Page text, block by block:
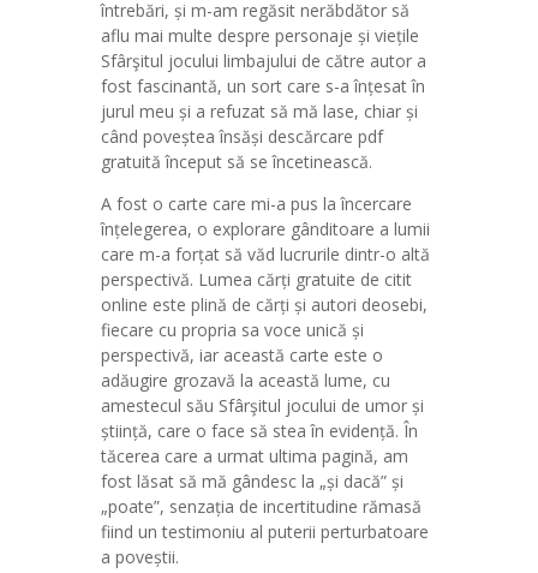
întrebări, și m-am regăsit nerăbdător să
aflu mai multe despre personaje și viețile
Sfârşitul jocului limbajului de către autor a
fost fascinantă, un sort care s-a înțesat în
jurul meu și a refuzat să mă lase, chiar și
când poveștea însăși descărcare pdf
gratuită început să se încetinească.
A fost o carte care mi-a pus la încercare
înțelegerea, o explorare gânditoare a lumii
care m-a forțat să văd lucrurile dintr-o altă
perspectivă. Lumea cărți gratuite de citit
online este plină de cărți și autori deosebi,
fiecare cu propria sa voce unică și
perspectivă, iar această carte este o
adăugire grozavă la această lume, cu
amestecul său Sfârşitul jocului de umor și
știință, care o face să stea în evidență. În
tăcerea care a urmat ultima pagină, am
fost lăsat să mă gândesc la „și dacă” și
„poate”, senzația de incertitudine rămasă
fiind un testimoniu al puterii perturbatoare
a poveștii.